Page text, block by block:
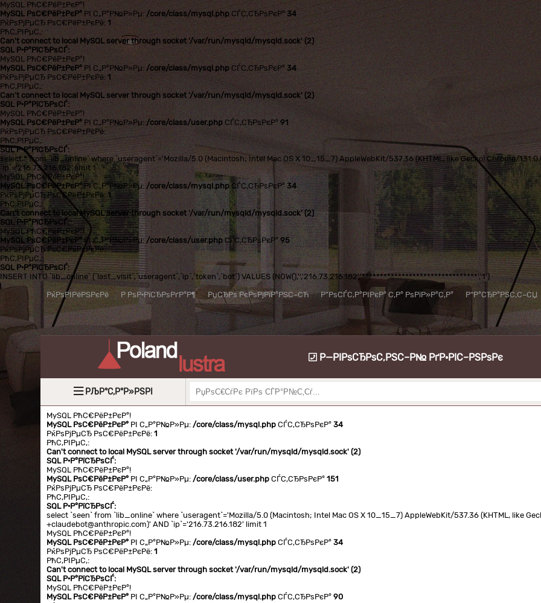
MySQL РћС€РёР±РєР°!
MySQL РѕС€РёР±РєР° РІ С„Р°Р№Р»Рµ: /core/class/mysql.php СЃС‚СЂРѕРєР° 34
РќРѕРјРµСЂ РѕС€РёР±РєРё: 1
РћС‚РІРµС‚:
Can't connect to local MySQL server through socket '/var/run/mysqld/mysqld.sock' (2)
SQL Р·Р°РїСЂРѕСЃ:
MySQL РћС€РёР±РєР°!
MySQL РѕС€РёР±РєР° РІ С„Р°Р№Р»Рµ: /core/class/mysql.php СЃС‚СЂРѕРєР° 34
РќРѕРјРµСЂ РѕС€РёР±РєРё: 1
РћС‚РІРµС‚:
Can't connect to local MySQL server through socket '/var/run/mysqld/mysqld.sock' (2)
SQL Р·Р°РїСЂРѕСЃ:
MySQL РћС€РёР±РєР°!
MySQL РѕС€РёР±РєР° РІ С„Р°Р№Р»Рµ: /core/class/user.php СЃС‚СЂРѕРєР° 91
РќРѕРјРµСЂ РѕС€РёР±РєРё:
РћС‚РІРµС‚:
SQL Р·Р°РїСЂРѕСЃ:
select * from `lib_online` where `useragent`='Mozilla/5.0 (Macintosh; Intel Mac OS X 10_15_7) AppleWebKit/537.36 (KHTML, like Gecko) Chrome/
`ip`='216.73.216.182' limit 1
MySQL РћС€РёР±РєР°!
MySQL РѕС€РёР±РєР° РІ С„Р°Р№Р»Рµ:/core/class/mysql.php СЃС‚СЂРѕРєР° 34
РќРѕРјРµСЂ РѕС€РёР±РєРё: 1
РћС‚РІРµС‚:
Can't connect to local MySQL server through socket '/var/run/mysqld/mysqld.sock' (2)
SQL Р·Р°РїСЂРѕСЃ:
MySQL РћС€РёР±РєР°!
MySQL РѕС€РёР±РєР°РІ С„Р°Р№Р»Рµ:/core/class/user.phpСЃС‚СЂРѕРєР° 95
РќРѕРјРµСЂ РѕС€РёР±РєРё:
РћС‚РІРµС‚:
SQL Р·Р°РїСЂРѕСЃ:
INSERT INTO `lib_online` (`last_visit`,`useragent`,`ip`,`token`,`bot`) VALUES (NOW(),'','216.73.216.182','********************************','1')
РќРѕРІРёРЅРєРё
Р РѕР·РїСЂРѕРґР°Р¶ РџСЂРѕ РєРѕРјРїР°РЅС–СЋ Р”РѕСЃС‚Р°РІРєР° С‚Р° РѕРїР»Р°С‚Р° Р“Р°СЂР°РЅС‚С–СЏ
Р—РІРѕСЂРѕС‚РЅС–Р№ РґР·РІС–РЅРѕРє
РЉР°С‚Р°Р»РЅРІ
MySQL РћС€РёР±РєР°!
MySQL РѕС€РёР±РєР° РІ С„Р°Р№Р»Рµ:/core/class/mysql.php СЃС‚СЂРѕРєР°34
РќРѕРјРµСЂ РѕС€РёР±РєРё:1
РћС‚РІРµС‚:
Can't connect to local MySQL server through socket '/var/run/mysqld/mysqld.sock' (2)
SQL Р·Р°РїСЂРѕСЃ:
MySQL РћС€РёР±РєР°!
MySQL РѕС€РёР±РєР° РІ С„Р°Р№Р»Рµ:/core/class/user.php СЃС‚СЂРѕРєР°151
РќРѕРјРµСЂ РѕС€РёР±РєРё:
РћС‚РІРµС‚:
SQL Р·Р°РїСЂРѕСЃ:
select `seen` from `lib_online` where `useragent`='Mozilla/5.0 (Macintosh; Intel Mac OS X 10_15_7) AppleWebKit/537.36 (KHTML, like
+claudebot@anthropic.com)' AND `ip`='216.73.216.182' limit 1
MySQL РћС€РёР±РєР°!
MySQL РѕС€РёР±РєР° РІ С„Р°Р№Р»Рµ:/core/class/mysql.php СЃС‚СЂРѕРєР°34
РќРѕРјРµСЂ РѕС€РёР±РєРё:1
РћС‚РІРµС‚:
Can't connect to local MySQL server through socket '/var/run/mysqld/mysqld.sock' (2)
SQL Р·Р°РїСЂРѕСЃ:
MySQL РћС€РёР±РєР°!
MySQL РѕС€РёР±РєР° РІ С„Р°Р№Р»Рµ:/core/class/mysql.php СЃС‚СЂРѕРєР°90